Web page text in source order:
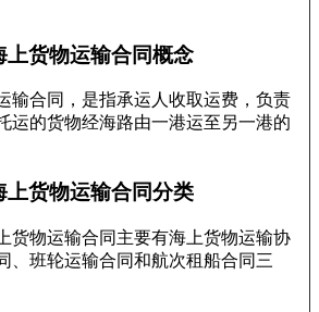
上货物运输合同概念
输合同，是指承运人收取运费，负责
运的货物经海路由一港运至另一港的
上货物运输合同分类
货物运输合同主要有海上货物运输协
、班轮运输合同和航次租船合同三